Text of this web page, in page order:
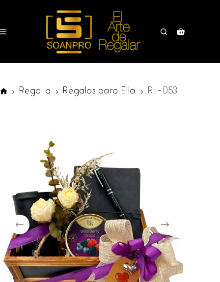
contenido
Carro
compra
Regalia Regalos para Ella RL-053